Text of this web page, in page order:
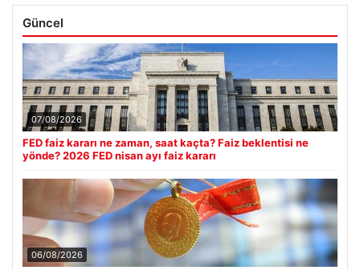
Güncel
07/08/2026
FED faiz kararı ne zaman, saat kaçta? Faiz beklentisi ne
yönde? 2026 FED nisan ayı faiz kararı
06/08/2026